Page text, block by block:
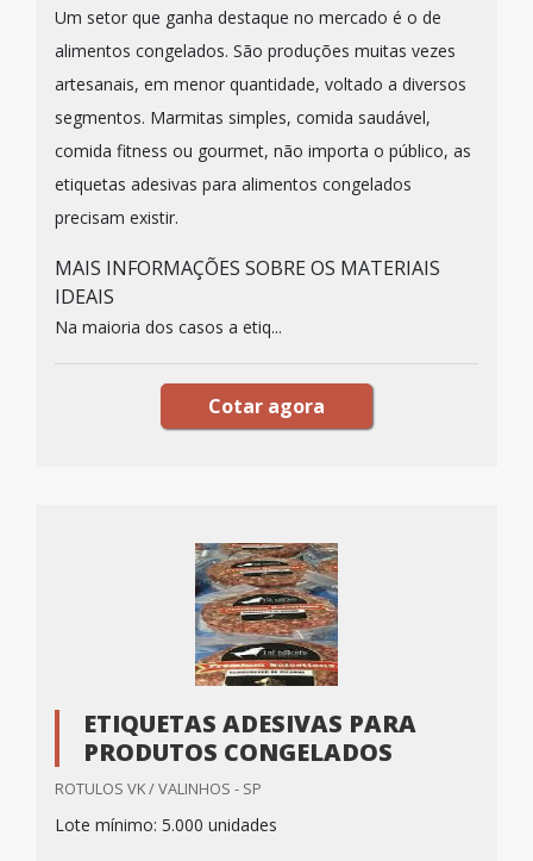
Um setor que ganha destaque no mercado é o de
alimentos congelados. São produções muitas vezes
artesanais, em menor quantidade, voltado a diversos
segmentos. Marmitas simples, comida saudável,
comida fitness ou gourmet, não importa o público, as
etiquetas adesivas para alimentos congelados
precisam existir.
MAIS INFORMAÇÕES SOBRE OS MATERIAIS
IDEAIS
Na maioria dos casos a etiq...
Cotar agora
ETIQUETAS ADESIVAS PARA
PRODUTOS CONGELADOS
ROTULOS VK / VALINHOS - SP
Lote mínimo: 5.000 unidades